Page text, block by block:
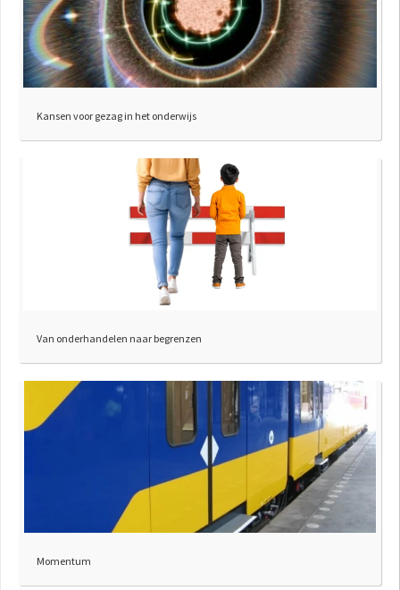
Kansen voor gezag in het onderwijs
Van onderhandelen naar begrenzen
Momentum